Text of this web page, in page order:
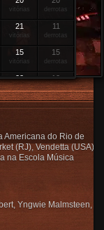
vitórias derrotas
21
vitórias
11
derrotas
15
vitórias
15
derrotas
22
vitórias
12
derrotas
22 15
vitórias derrotas
18 15
3 1
Americana do Rio de
(RJ), Vendetta (USA),
na Escola Música
Yngwie Malmsteen,